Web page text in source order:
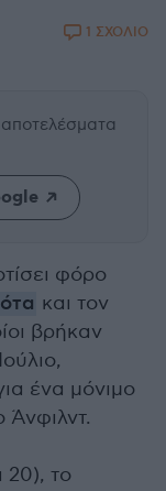
1 ΣΧΟΛΙΟ
φόρο
και τον
βρήκαν
ένα μόνιμο
Άνφιλντ.
20), το